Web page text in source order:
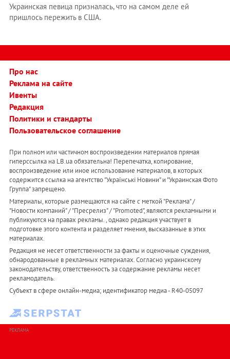
Украинская певица призналась, что на самом деле ей
пришлось пережить в США.
Про нас
Реклама на сайте
Ивенты
Редакция
Политики и стандарты
Пользовательское соглашение
При полном или частичном воспроизведении материалов прямая
гиперссылка на LB.ua обязательна! Перепечатка, копирование,
воспроизведение или иное использование материалов, в которых
содержится ссылка на агентство "Українськi Новини" и "Украинская Фото
Группа" запрещено.
Материалы, которые размещаются на сайте с меткой "Реклама" /
"Новости компаний" / "Пресрелиз" / "Promoted", являются рекламными и
публикуются на правах рекламы. , однако редакция участвует в
подготовке этого контента и разделяет мнения, высказанные в этих
материалах.
Редакция не несет ответственности за факты и оценочные суждения,
обнародованные в рекламных материалах. Согласно украинскому
законодательству, ответственность за содержание рекламы несет
рекламодатель.
Субъект в сфере онлайн-медиа; идентификатор медиа - R40-05097
РЕКЛАМА